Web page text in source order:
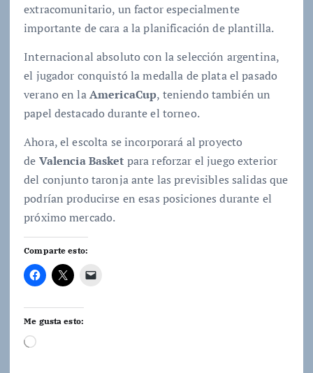
extracomunitario, un factor especialmente
importante de cara a la planificación de plantilla.
Internacional absoluto con la selección argentina,
el jugador conquistó la medalla de plata el pasado
verano en laAmericaCup, teniendo también un
papel destacado durante el torneo.
Ahora, el escolta se incorporará al proyecto
de Valencia Basket para reforzar el juego exterior
del conjunto taronja ante las previsibles salidas que
podrían producirse en esas posiciones durante el
próximo mercado.
Comparte esto:
Me gusta esto:
C